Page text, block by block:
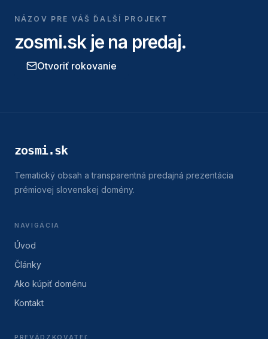
NÁZOV PRE VÁŠ ĎALŠÍ PROJEKT
zosmi.skje na predaj.
Otvoriť rokovanie
zosmi.sk
Tematický obsah a transparentná predajná prezentácia
prémiovej slovenskej domény.
NAVIGÁCIA
Úvod
Články
Ako kúpiť doménu
Kontakt
PREVÁDZKOVATEĽ